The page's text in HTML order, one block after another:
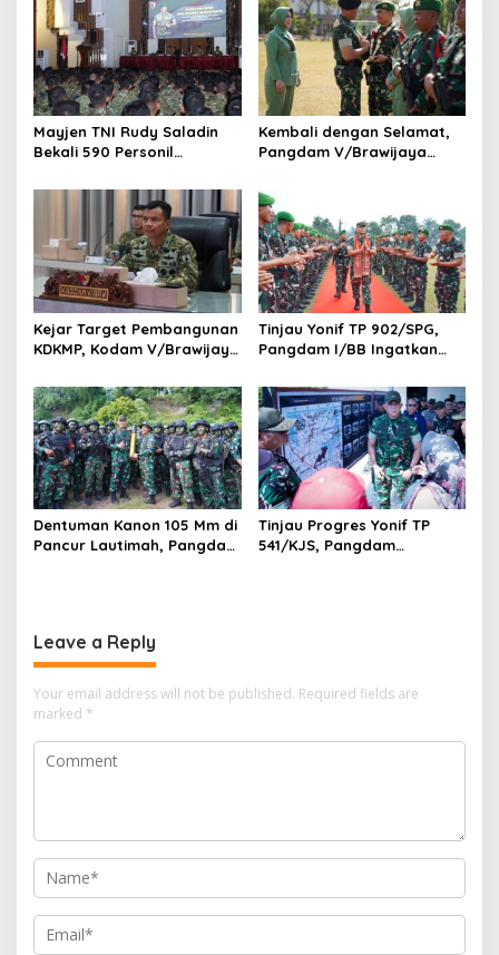
Mayjen TNI Rudy Saladin
Bekali 590 Personil
TP Jajaran Kodam
Kembali dengan Selamat,
Pangdam V/Brawijaya
Satgas Yonif 521/DY di
Perbatasan RI-PNG
Kejar Target Pembangunan
KDKMP, Kodam V/Brawijaya
Lapangan
Tinjau Yonif TP 902/SPG,
Pangdam I/BB Ingatkan
Marwah TNI
Dentuman Kanon 105 Mm di
Pancur Lautimah, Pangdam
Tinjau Progres Yonif TP
541/KJS, Pangdam
Leave a Reply
Your email address will not be published. Required fields are
marked *